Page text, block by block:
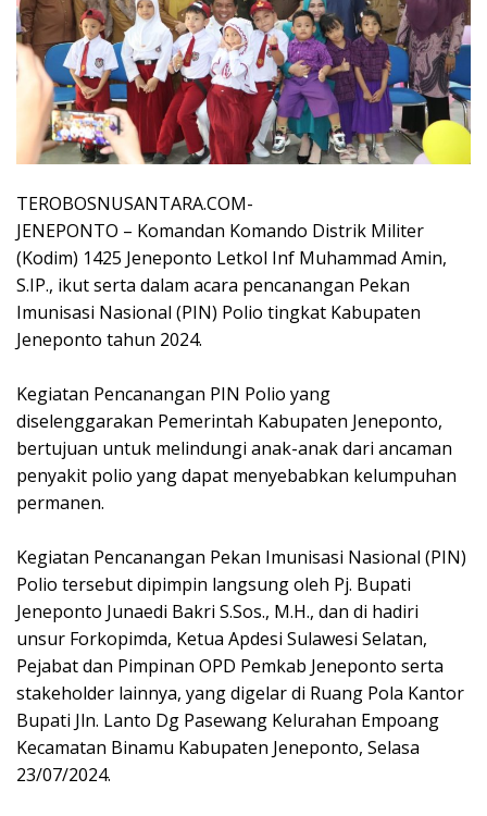
TEROBOSNUSANTARA.COM-
JENEPONTO – Komandan Komando Distrik Militer
(Kodim) 1425 Jeneponto Letkol Inf Muhammad Amin,
S.IP., ikut serta dalam acara pencanangan Pekan
Imunisasi Nasional (PIN) Polio tingkat Kabupaten
Jeneponto tahun 2024.
Kegiatan Pencanangan PIN Polio yang
diselenggarakan Pemerintah Kabupaten Jeneponto,
bertujuan untuk melindungi anak-anak dari ancaman
penyakit polio yang dapat menyebabkan kelumpuhan
permanen.
Kegiatan Pencanangan Pekan Imunisasi Nasional (PIN)
Polio tersebut dipimpin langsung oleh Pj. Bupati
Jeneponto Junaedi Bakri S.Sos., M.H., dan di hadiri
unsur Forkopimda, Ketua Apdesi Sulawesi Selatan,
Pejabat dan Pimpinan OPD Pemkab Jeneponto serta
stakeholder lainnya, yang digelar di Ruang Pola Kantor
Bupati Jln. Lanto Dg Pasewang Kelurahan Empoang
Kecamatan Binamu Kabupaten Jeneponto, Selasa
23/07/2024.